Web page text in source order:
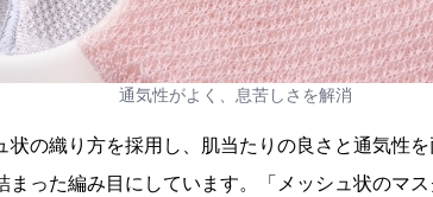
通気性がよく、息苦しさを解消
状の織り方を採用し、肌当たりの良さと通気性
まった編み目にしています。「メッシュ状のマ